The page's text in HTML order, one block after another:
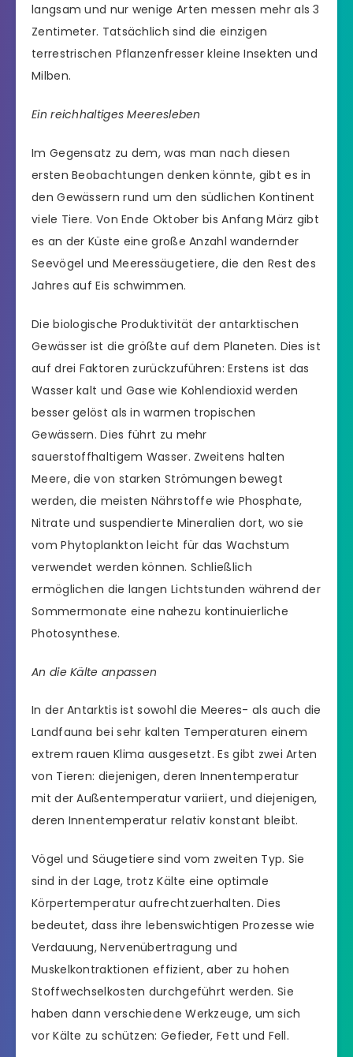
langsam und nur wenige Arten messen mehr als 3
Zentimeter. Tatsächlich sind die einzigen
terrestrischen Pflanzenfresser kleine Insekten und
Milben.
Ein reichhaltiges Meeresleben
Im Gegensatz zu dem, was man nach diesen
ersten Beobachtungen denken könnte, gibt es in
den Gewässern rund um den südlichen Kontinent
viele Tiere. Von Ende Oktober bis Anfang März gibt
es an der Küste eine große Anzahl wandernder
Seevögel und Meeressäugetiere, die den Rest des
Jahres auf Eis schwimmen.
Die biologische Produktivität der antarktischen
Gewässer ist die größte auf dem Planeten. Dies ist
auf drei Faktoren zurückzuführen: Erstens ist das
Wasser kalt und Gase wie Kohlendioxid werden
besser gelöst als in warmen tropischen
Gewässern. Dies führt zu mehr
sauerstoffhaltigem Wasser. Zweitens halten
Meere, die von starken Strömungen bewegt
werden, die meisten Nährstoffe wie Phosphate,
Nitrate und suspendierte Mineralien dort, wo sie
vom Phytoplankton leicht für das Wachstum
verwendet werden können. Schließlich
ermöglichen die langen Lichtstunden während der
Sommermonate eine nahezu kontinuierliche
Photosynthese.
An die Kälte anpassen
In der Antarktis ist sowohl die Meeres- als auch die
Landfauna bei sehr kalten Temperaturen einem
extrem rauen Klima ausgesetzt. Es gibt zwei Arten
von Tieren: diejenigen, deren Innentemperatur
mit der Außentemperatur variiert, und diejenigen,
deren Innentemperatur relativ konstant bleibt.
Vögel und Säugetiere sind vom zweiten Typ. Sie
sind in der Lage, trotz Kälte eine optimale
Körpertemperatur aufrechtzuerhalten. Dies
bedeutet, dass ihre lebenswichtigen Prozesse wie
Verdauung, Nervenübertragung und
Muskelkontraktionen effizient, aber zu hohen
Stoffwechselkosten durchgeführt werden. Sie
haben dann verschiedene Werkzeuge, um sich
vor Kälte zu schützen: Gefieder, Fett und Fell.